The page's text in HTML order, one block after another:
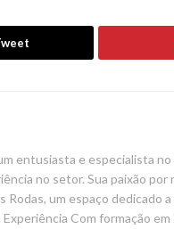
entusiasta e especialista
no setor. Sua paixão
Rodas, um espaço dedicado
Com formação